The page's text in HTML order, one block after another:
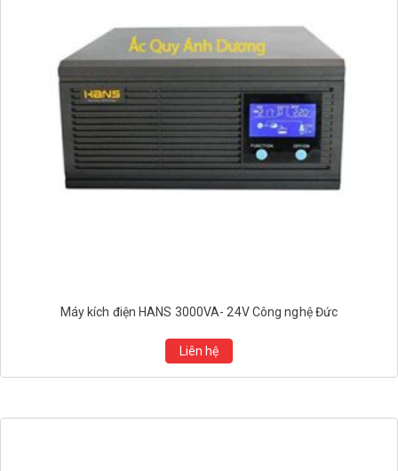
Máy kích điện HANS 3000VA- 24V Công nghệ Đức
Liên hệ